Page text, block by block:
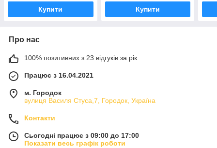
Купити Купити
Про нас
100% позитивних з 23 відгуків за рік
Працює з 16.04.2021
м. Городок
вулиця Василя Стуса,7, Городок, Україна
Контакти
Сьогодні працює з 09:00 до 17:00
Показати весь графік роботи